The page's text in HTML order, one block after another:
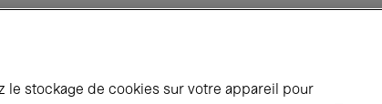
à Bozar
le stockage de cookies sur votre appareil pour